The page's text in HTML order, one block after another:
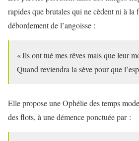
rapides que brutales qui ne cèdent ni à la
débordement de l’angoisse :
« Ils ont tué mes rêves mais que leur
Quand reviendra la sève pour que
Elle propose une Ophélie des temps
des flots, à une démence ponctuée par :